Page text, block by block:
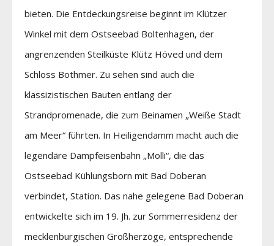
bieten. Die Entdeckungsreise beginnt im Klützer
Winkel mit dem Ostseebad Boltenhagen, der
angrenzenden Steilküste Klütz Höved und dem
Schloss Bothmer. Zu sehen sind auch die
klassizistischen Bauten entlang der
Strandpromenade, die zum Beinamen „Weiße Stadt
am Meer“ führten. In Heiligendamm macht auch die
legendäre Dampfeisenbahn „Molli“, die das
Ostseebad Kühlungsborn mit Bad Doberan
verbindet, Station. Das nahe gelegene Bad Doberan
entwickelte sich im 19. Jh. zur Sommerresidenz der
mecklenburgischen Großherzöge, entsprechende